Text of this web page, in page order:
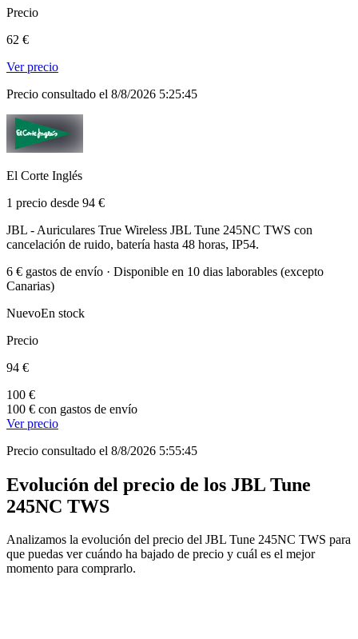
Precio
62 €
Ver precio
Precio consultado el 8/8/2026 5:25:45
El Corte Inglés
1 precio desde 94 €
JBL - Auriculares True Wireless JBL Tune 245NC TWS con
cancelación de ruido, batería hasta 48 horas, IP54.
6 € gastos de envío · Disponible en 10 dias laborables (excepto
Canarias)
NuevoEn stock
Precio
94 €
100 €
100 € con gastos de envío
Ver precio
Precio consultado el 8/8/2026 5:55:45
Evolución del precio de los JBL Tune
245NC TWS
Analizamos la evolución del precio del JBL Tune 245NC TWS para
que puedas ver cuándo ha bajado de precio y cuál es el mejor
momento para comprarlo.